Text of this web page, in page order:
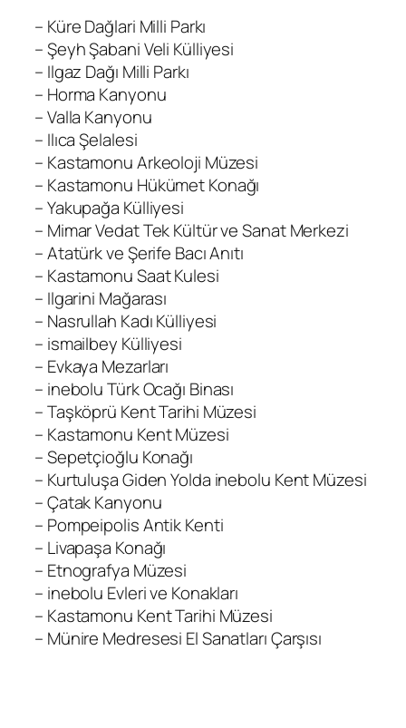
– Küre Dağlari Milli Parkı
– Şeyh Şabani Veli Külliyesi
– Ilgaz Dağı Milli Parkı
– Horma Kanyonu
– Valla Kanyonu
– Ilıca Şelalesi
– Kastamonu Arkeoloji Müzesi
– Kastamonu Hükümet Konağı
– Yakupağa Külliyesi
– Mimar Vedat Tek Kültür ve Sanat Merkezi
– Atatürk ve Şerife Bacı Anıtı
– Kastamonu Saat Kulesi
– Ilgarini Mağarası
– Nasrullah Kadı Külliyesi
– ismailbey Külliyesi
– Evkaya Mezarları
– inebolu Türk Ocağı Binası
– Taşköprü Kent Tarihi Müzesi
– Kastamonu Kent Müzesi
– Sepetçioğlu Konağı
– Kurtuluşa Giden Yolda inebolu Kent Müzesi
– Çatak Kanyonu
– Pompeipolis Antik Kenti
– Livapaşa Konağı
– Etnografya Müzesi
– inebolu Evleri ve Konakları
– Kastamonu Kent Tarihi Müzesi
– Münire Medresesi El Sanatları Çarşısı